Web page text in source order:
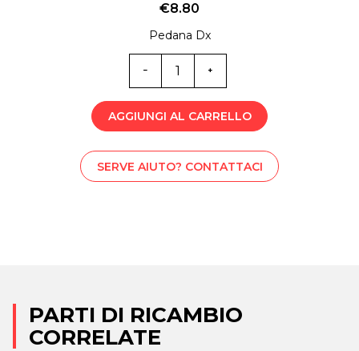
€8.80
Pedana Dx
ML0-
5797
quantità
AGGIUNGI AL CARRELLO
SERVE AIUTO? CONTATTACI
PARTI DI RICAMBIO
CORRELATE